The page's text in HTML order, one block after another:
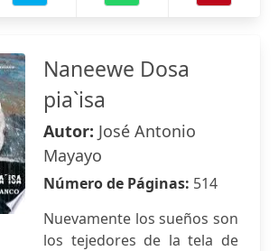
Naneewe Dosa
pia`isa
Autor: José Antonio
Mayayo
Número de Páginas: 514
Nuevamente los sueños son
los tejedores de la tela de